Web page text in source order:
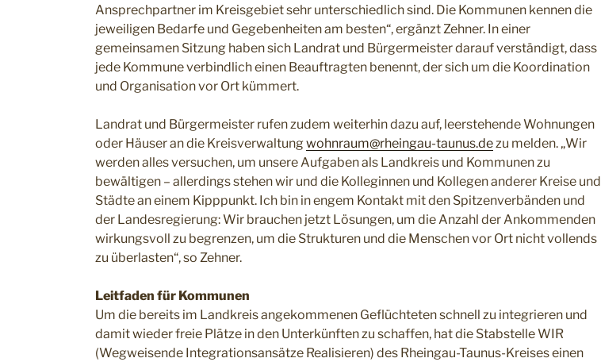
Ansprechpartner im Kreisgebiet sehr unterschiedlich sind. Die Kommunen kennen die
jeweiligen Bedarfe und Gegebenheiten am besten“, ergänzt Zehner. In einer
gemeinsamen Sitzung haben sich Landrat und Bürgermeister darauf verständigt, dass
jede Kommune verbindlich einen Beauftragten benennt, der sich um die Koordination
und Organisation vor Ort kümmert.
Landrat und Bürgermeister rufen zudem weiterhin dazu auf, leerstehende Wohnungen
oder Häuser an die Kreisverwaltungwohnraum@rheingau-taunus.dezu melden. „Wir
werden alles versuchen, um unsere Aufgaben als Landkreis und Kommunen zu
bewältigen – allerdings stehen wir und die Kolleginnen und Kollegen anderer Kreise und
Städte an einem Kipppunkt. Ich bin in engem Kontakt mit den Spitzenverbänden und
der Landesregierung: Wir brauchen jetzt Lösungen, um die Anzahl der Ankommenden
wirkungsvoll zu begrenzen, um die Strukturen und die Menschen vor Ort nicht vollends
zu überlasten“, so Zehner.
Leitfaden für Kommunen
Um die bereits im Landkreis angekommenen Geflüchteten schnell zu integrieren und
damit wieder freie Plätze in den Unterkünften zu schaffen, hat die Stabstelle WIR
(Wegweisende Integrationsansätze Realisieren) des Rheingau-Taunus-Kreises einen